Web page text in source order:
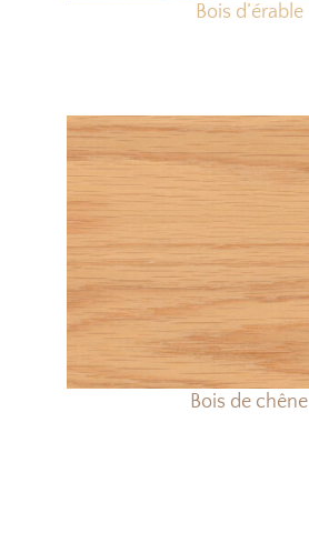
Bois d’érable
Bois de chêne